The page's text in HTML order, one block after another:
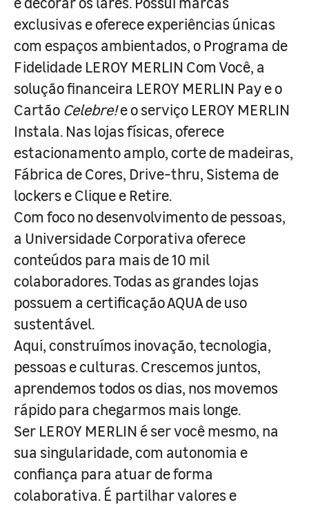
exclusivas e oferece experiências únicas
com espaços ambientados, o Programa de
Fidelidade LEROY MERLIN Com Você, a
solução financeira LEROY MERLIN Pay e o
Cartão Celebre!e o serviço LEROY MERLIN
Instala. Nas lojas físicas, oferece
estacionamento amplo, corte de madeiras,
Fábrica de Cores, Drive-thru, Sistema de
lockers e Clique e Retire.
Com foco no desenvolvimento de pessoas,
a Universidade Corporativa oferece
conteúdos para mais de 10 mil
colaboradores. Todas as grandes lojas
possuem a certificação AQUA de uso
sustentável.
Aqui, construímos inovação, tecnologia,
pessoas e culturas. Crescemos juntos,
aprendemos todos os dias, nos movemos
rápido para chegarmos mais longe.
Ser LEROY MERLIN é ser você mesmo, na
sua singularidade, com autonomia e
confiança para atuar de forma
colaborativa. É partilhar valores e